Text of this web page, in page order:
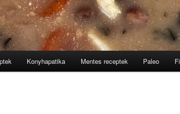
Konyhapatika Mentes receptek Paleo